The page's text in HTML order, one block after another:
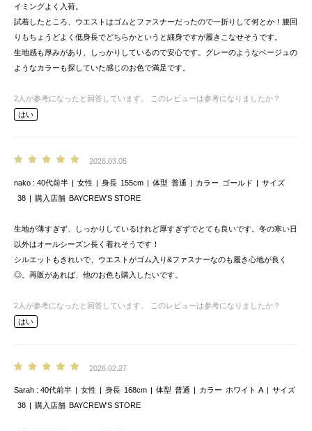
イミングよく入荷。
試着したところ、ウエストはゴムとファスナーだったので一折りして何とか！腰回
りもちょうどよく低身長でどちらかというと細身ですが履きこなせそうです。
生地感も厚みがあり、しっかりしているので安心です。グレーのようなベージュの
ようなカラーも探していた感じのお色で満足です。
2 人が参考になったと回答しています。
このレビューは参考になりましたか？
はい
2026.03.05
nako 40代前半 女性 身長 155cm 体型 普通 カラー ゴールド
サイズ
38
購入店舗 BAYCREW’S STORE
生地が薄すぎず、しっかりしているけれど厚すぎずでとても良いです。冬の寒い日
以外はオールシーズン長く着れそうです！
シルエットもきれいで、ウエストがゴム入り&ファスナーなのも履き心地が良く
◎。再販があれば、他のお色も購入したいです。
2 人が参考になったと回答しています。
このレビューは参考になりましたか？
はい
2026.02.27
Sarah 40代前半 女性 身長 168cm 体型 普通 カラー ホワイト A
サイズ
38
購入店舗 BAYCREW’S STORE